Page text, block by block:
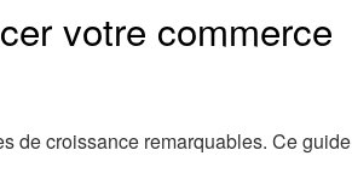
votre commerce
de croissance remarquables. Ce guide